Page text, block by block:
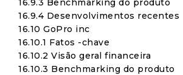
16.9.3 Benchmarking do produto
16.9.4 Desenvolvimentos recentes
16.10 GoPro inc
16.10.1 Fatos -chave
16.10.2 Visão geral financeira
16.10.3 Benchmarking do produto